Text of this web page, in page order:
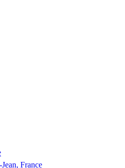
France